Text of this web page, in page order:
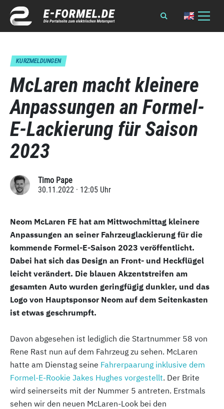
KURZMELDUNGEN
McLaren macht kleinere
Anpassungen an Formel-
E-Lackierung für Saison
2023
Timo Pape
30.11.2022 · 12:05 Uhr
Neom McLaren FE hat am Mittwochmittag kleinere
Anpassungen an seiner Fahrzeuglackierung für die
kommende Formel-E-Saison 2023 veröffentlicht.
Dabei hat sich das Design an Front- und Heckflügel
leicht verändert. Die blauen Akzentstreifen am
gesamten Auto wurden geringfügig dunkler, und das
Logo von Hauptsponsor Neom auf dem Seitenkasten
ist etwas geschrumpft.
Davon abgesehen ist lediglich die Startnummer 58 von
Rene Rast nun auf dem Fahrzeug zu sehen. McLaren
hatte am Dienstag seine Fahrerpaarung inklusive dem
Formel-E-Rookie Jakes Hughes vorgestellt. Der Brite
wird seinerseits mit der Nummer 5 antreten. Erstmals
sehen wir den neuen McLaren-Look bei den